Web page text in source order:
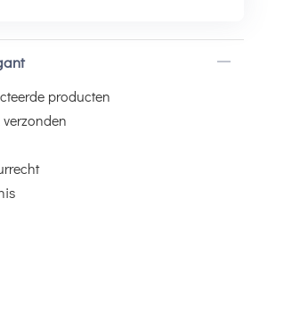
producten
verzonden